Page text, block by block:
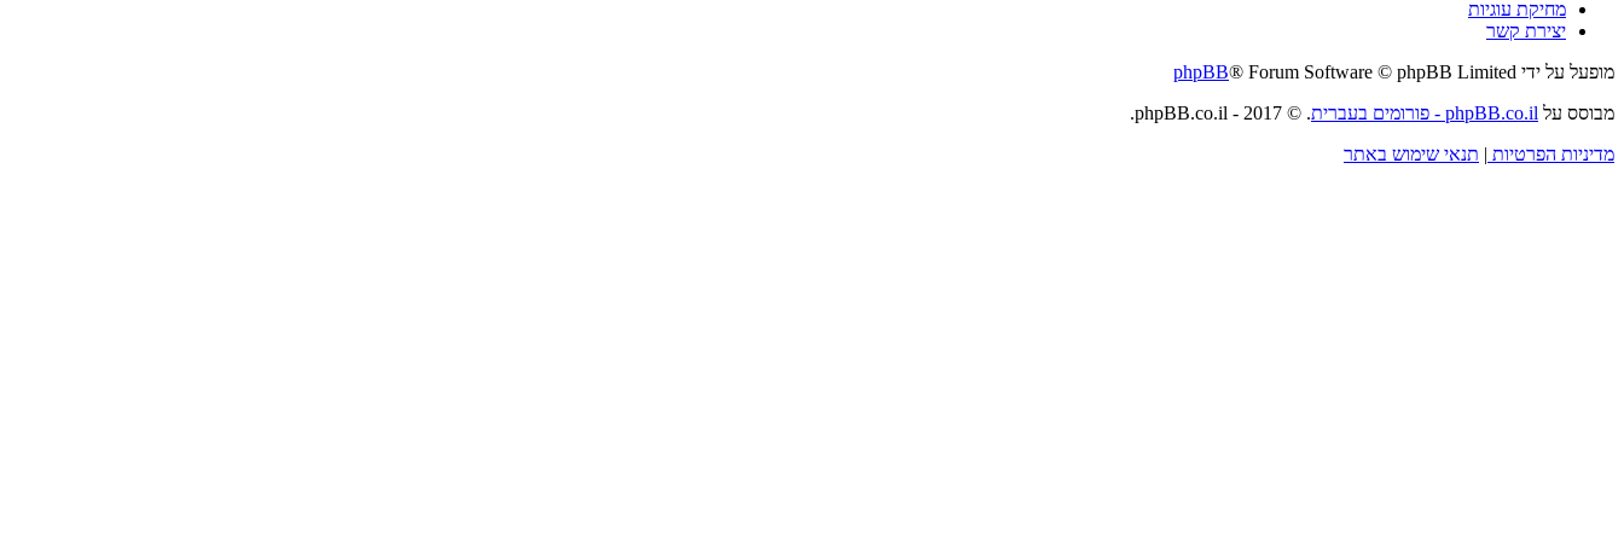
מחיקת עוגיות
יצירת קשר
מופעל על ידי
phpBB® Forum Software © phpBB Limited
מבוסס על phpBB.co.il - פורומים בעברית
. © 2017 - phpBB.co.il.
מדיניות הפרטיות | תנאי שימוש באתר